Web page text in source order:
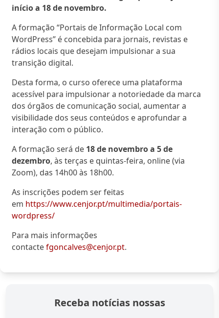
início a 18 de novembro.
A formação “Portais de Informação Local com
WordPress” é concebida para jornais, revistas e
rádios locais que desejam impulsionar a sua
transição digital.
Desta forma, o curso oferece uma plataforma
acessível para impulsionar a notoriedade da marca
dos órgãos de comunicação social, aumentar a
visibilidade dos seus conteúdos e aprofundar a
interação com o público.
A formação será de 18 de novembro a 5 de
dezembro, às terças e quintas-feira, online (via
Zoom), das 14h00 às 18h00.
As inscrições podem ser feitas
em https://www.cenjor.pt/multimedia/portais-
wordpress/
Para mais informações
contactefgoncalves@cenjor.pt.
Receba notícias nossas